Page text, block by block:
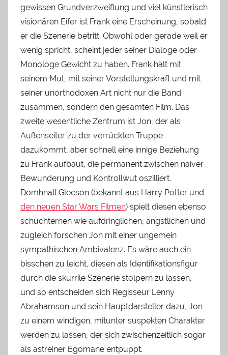
gewissen Grundverzweiflung und viel künstlerisch
visionären Eifer ist Frank eine Erscheinung, sobald
er die Szenerie betritt. Obwohl oder gerade weil er
wenig spricht, scheint jeder seiner Dialoge oder
Monologe Gewicht zu haben. Frank hält mit
seinem Mut, mit seiner Vorstellungskraft und mit
seiner unorthodoxen Art nicht nur die Band
zusammen, sondern den gesamten Film. Das
zweite wesentliche Zentrum ist Jon, der als
Außenseiter zu der verrückten Truppe
dazukommt, aber schnell eine innige Beziehung
zu Frank aufbaut, die permanent zwischen naiver
Bewunderung und Kontrollwut oszilliert.
Domhnall Gleeson (bekannt aus Harry Potter und
den neuen Star Wars Filmen) spielt diesen ebenso
schüchternen wie aufdringlichen, ängstlichen und
zugleich forschen Jon mit einer ungemein
sympathischen Ambivalenz. Es wäre auch ein
bisschen zu leicht, diesen als Identifikationsfigur
durch die skurrile Szenerie stolpern zu lassen,
und so entscheiden sich Regisseur Lenny
Abrahamson und sein Hauptdarsteller dazu, Jon
zu einem windigen, mitunter suspekten Charakter
werden zu lassen, der sich zwischenzeitlich sogar
als astreiner Egomane entpuppt.